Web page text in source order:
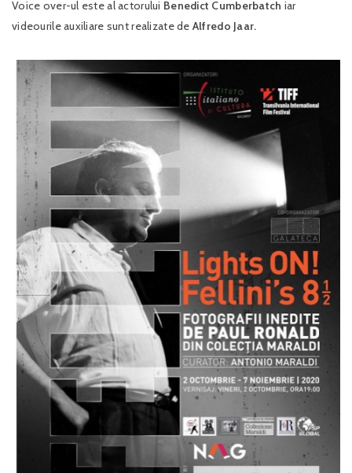
Voice over-ul este al actorului Benedict Cumberbatch iar
videourile auxiliare sunt realizate de Alfredo Jaar.